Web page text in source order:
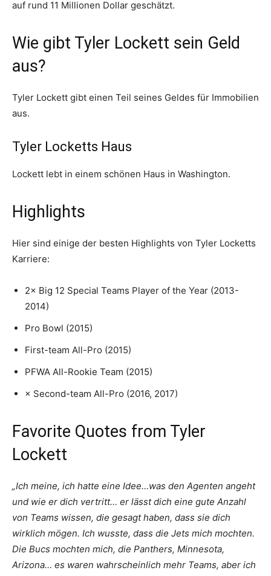
auf rund 11 Millionen Dollar geschätzt.
Wie gibt Tyler Lockett sein Geld
aus?
Tyler Lockett gibt einen Teil seines Geldes für Immobilien
aus.
Tyler Locketts Haus
Lockett lebt in einem schönen Haus in Washington.
Highlights
Hier sind einige der besten Highlights von Tyler Locketts
Karriere:
2× Big 12 Special Teams Player of the Year (2013-
2014)
Pro Bowl (2015)
First-team All-Pro (2015)
PFWA All-Rookie Team (2015)
× Second-team All-Pro (2016, 2017)
Favorite Quotes from Tyler
Lockett
„Ich meine, ich hatte eine Idee…was den Agenten angeht
und wie er dich vertritt… er lässt dich eine gute Anzahl
von Teams wissen, die gesagt haben, dass sie dich
wirklich mögen. Ich wusste, dass die Jets mich mochten.
Die Bucs mochten mich, die Panthers, Minnesota,
Arizona… es waren wahrscheinlich mehr Teams, aber ich